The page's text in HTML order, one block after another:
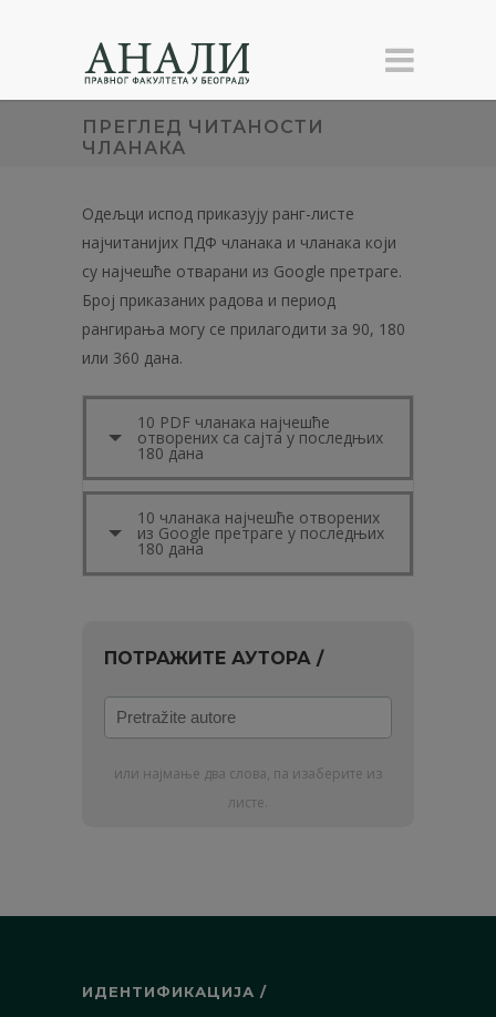
ПРЕГЛЕД ЧИТАНОСТИ
ЧЛАНАКА
Одељци испод приказују ранг-листе
најчитанијих ПДФ чланака и чланака који
су најчешће отварани из Google претраге.
Број приказаних радова и период
рангирања могу се прилагодити за 90, 180
или 360 дана.
10 PDF чланака најчешће
отворених са сајта у последњих
180 дана
10 чланака најчешће отворених
из Google претраге у последњих
180 дана
ПОТРАЖИТЕ АУТОРА /
Pretražite
autore
или најмање два слова, па изаберите из
листе.
ИДЕНТИФИКАЦИЈА /